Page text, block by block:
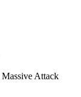
Massive Attack